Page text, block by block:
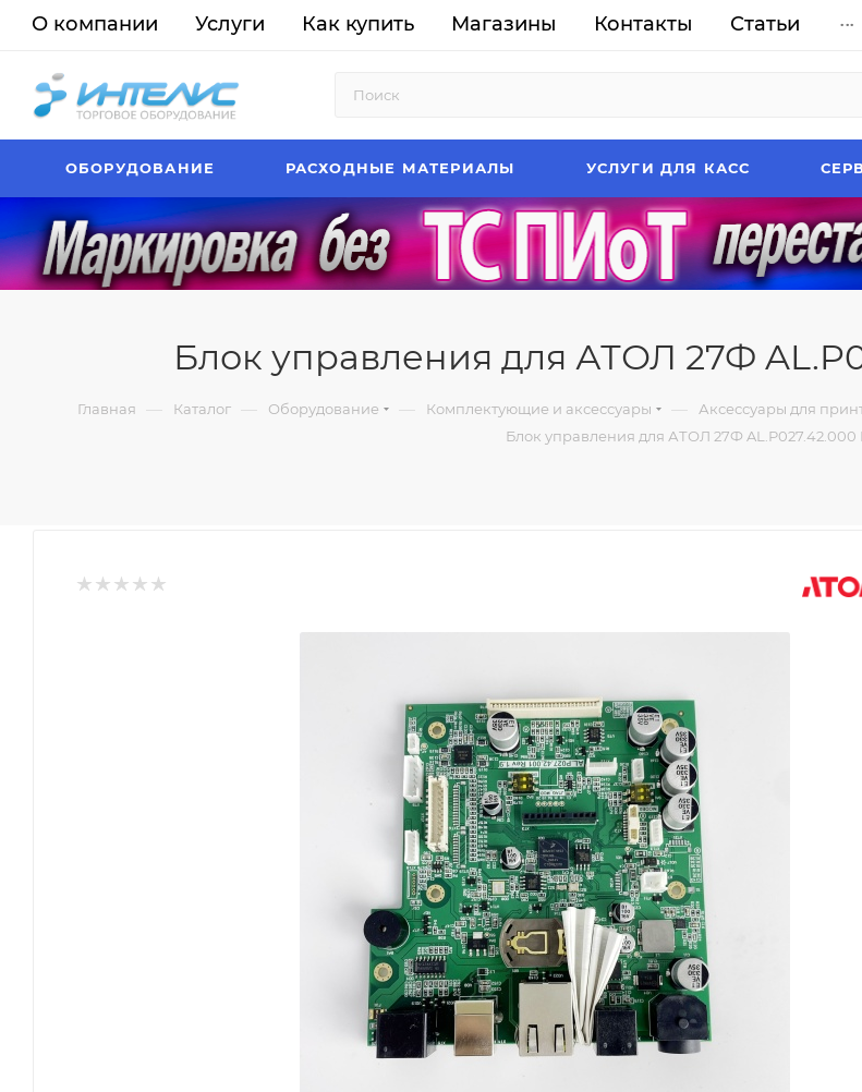
О компании Услуги Как купить Магазины Контакты Статьи ...
ОБОРУДОВАНИЕ РАСХОДНЫЕ МАТЕРИАЛЫ УСЛУГИ ДЛЯ КАСС
Блок управления для АТОЛ 27Ф
Главная — Каталог — Оборудование — Комплектующие и аксессуары — Аксессуары для
Блок управления для АТОЛ 27Ф AL.P027.42.000